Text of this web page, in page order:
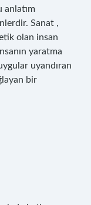
anlatım
Sanat ,
olan insan
yaratma
uyandıran
bir